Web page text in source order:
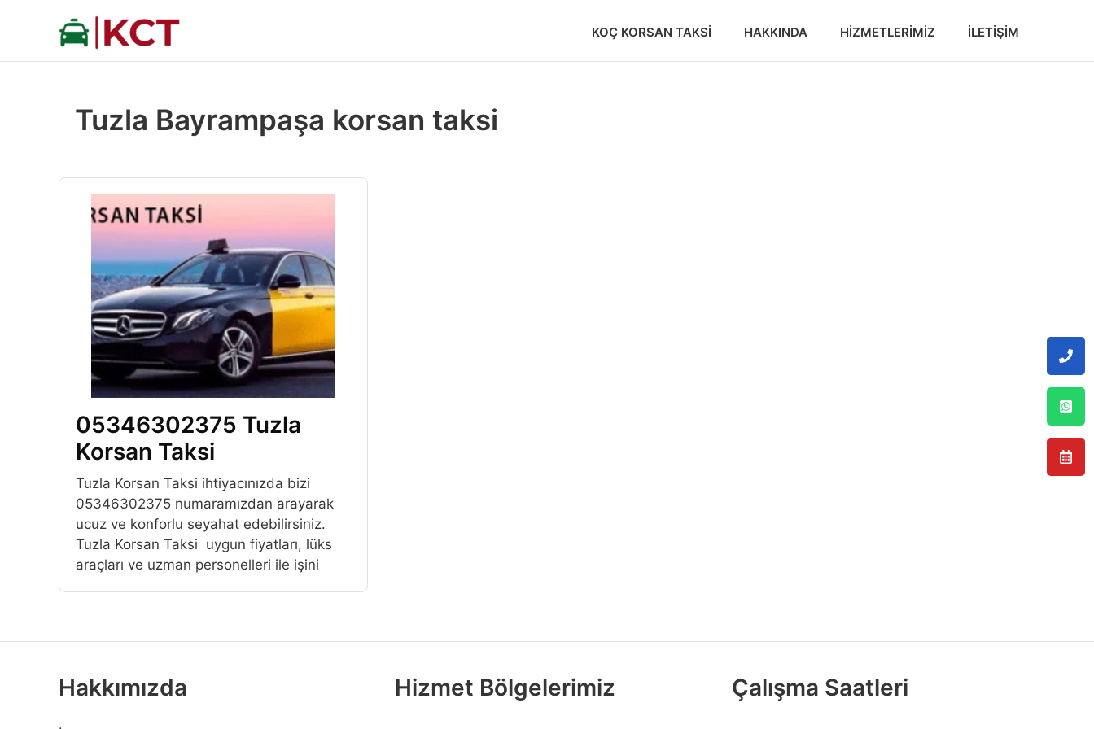
KOÇ KORSAN TAKSI HAKKINDA HIZMETLERIMIZ İLETIŞIM
Tuzla Bayrampaşa korsan taksi
05346302375 Tuzla
Korsan Taksi
Tuzla Korsan Taksi ihtiyacınızda bizi
05346302375 numaramızdan arayarak
ucuz ve konforlu seyahat edebilirsiniz.
Tuzla Korsan Taksi uygun fiyatları, lüks
araçları ve uzman personelleri ile işini
Hakkımızda Hizmet Bölgelerimiz Çalışma Saatleri